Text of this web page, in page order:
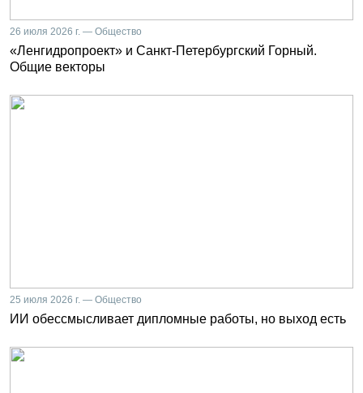
26 июля 2026 г. — Общество
«Ленгидропроект» и Санкт-Петербургский Горный.
Общие векторы
25 июля 2026 г. — Общество
ИИ обессмысливает дипломные работы, но выход есть